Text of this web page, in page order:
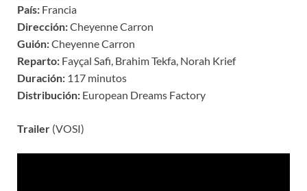
País: Francia
Dirección:Cheyenne Carron
Guión:Cheyenne Carron
Reparto: Fayçal Safi, Brahim Tekfa, Norah Krief
Duración: 117 minutos
Distribución: European Dreams Factory
Trailer (VOSI)